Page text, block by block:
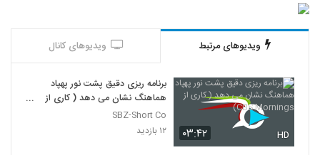
ویدیوهای مرتبط ویدیوهای کانال
۰۳:۴۲ HD
برنامه ریزی دقیق پشت نور پهپاد
هماهنگ نشان می دهد ( کاری از
CBS Mornings)
SBZ-Short Co
۱۲ بازدید